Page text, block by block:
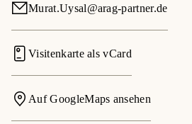
Murat.Uysal@arag-partner.de
Visitenkarte als vCard
Auf GoogleMaps ansehen